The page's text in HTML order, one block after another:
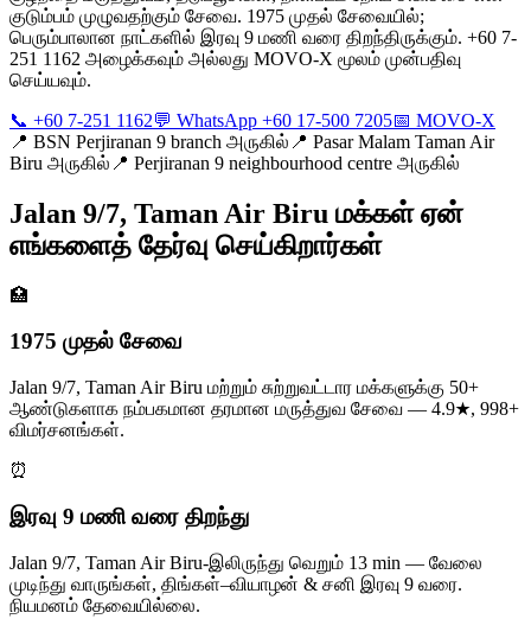
குடும்பம் முழுவதற்கும் சேவை. 1975 முதல் சேவையில்;
பெரும்பாலான நாட்களில் இரவு 9 மணி வரை திறந்திருக்கும். +60 7-
251 1162 அழைக்கவும் அல்லது MOVO-X மூலம் முன்பதிவு
செய்யவும்.
📞 +60 7-251 1162💬 WhatsApp +60 17-500 7205📅 MOVO-X
📍 BSN Perjiranan 9 branch அருகில் 📍 Pasar Malam Taman Air
Biru அருகில் 📍 Perjiranan 9 neighbourhood centre அருகில்
Jalan 9/7, Taman Air Biru மக்கள் ஏன்
எங்களைத் தேர்வு செய்கிறார்கள்
🏥
1975 முதல் சேவை
Jalan 9/7, Taman Air Biru மற்றும் சுற்றுவட்டார மக்களுக்கு 50+
ஆண்டுகளாக நம்பகமான தரமான மருத்துவ சேவை — 4.9★, 998+
விமர்சனங்கள்.
⏰
இரவு 9 மணி வரை திறந்து
Jalan 9/7, Taman Air Biru-இலிருந்து வெறும் 13 min — வேலை
முடிந்து வாருங்கள், திங்கள்–வியாழன் & சனி இரவு 9 வரை.
நியமனம் தேவையில்லை.